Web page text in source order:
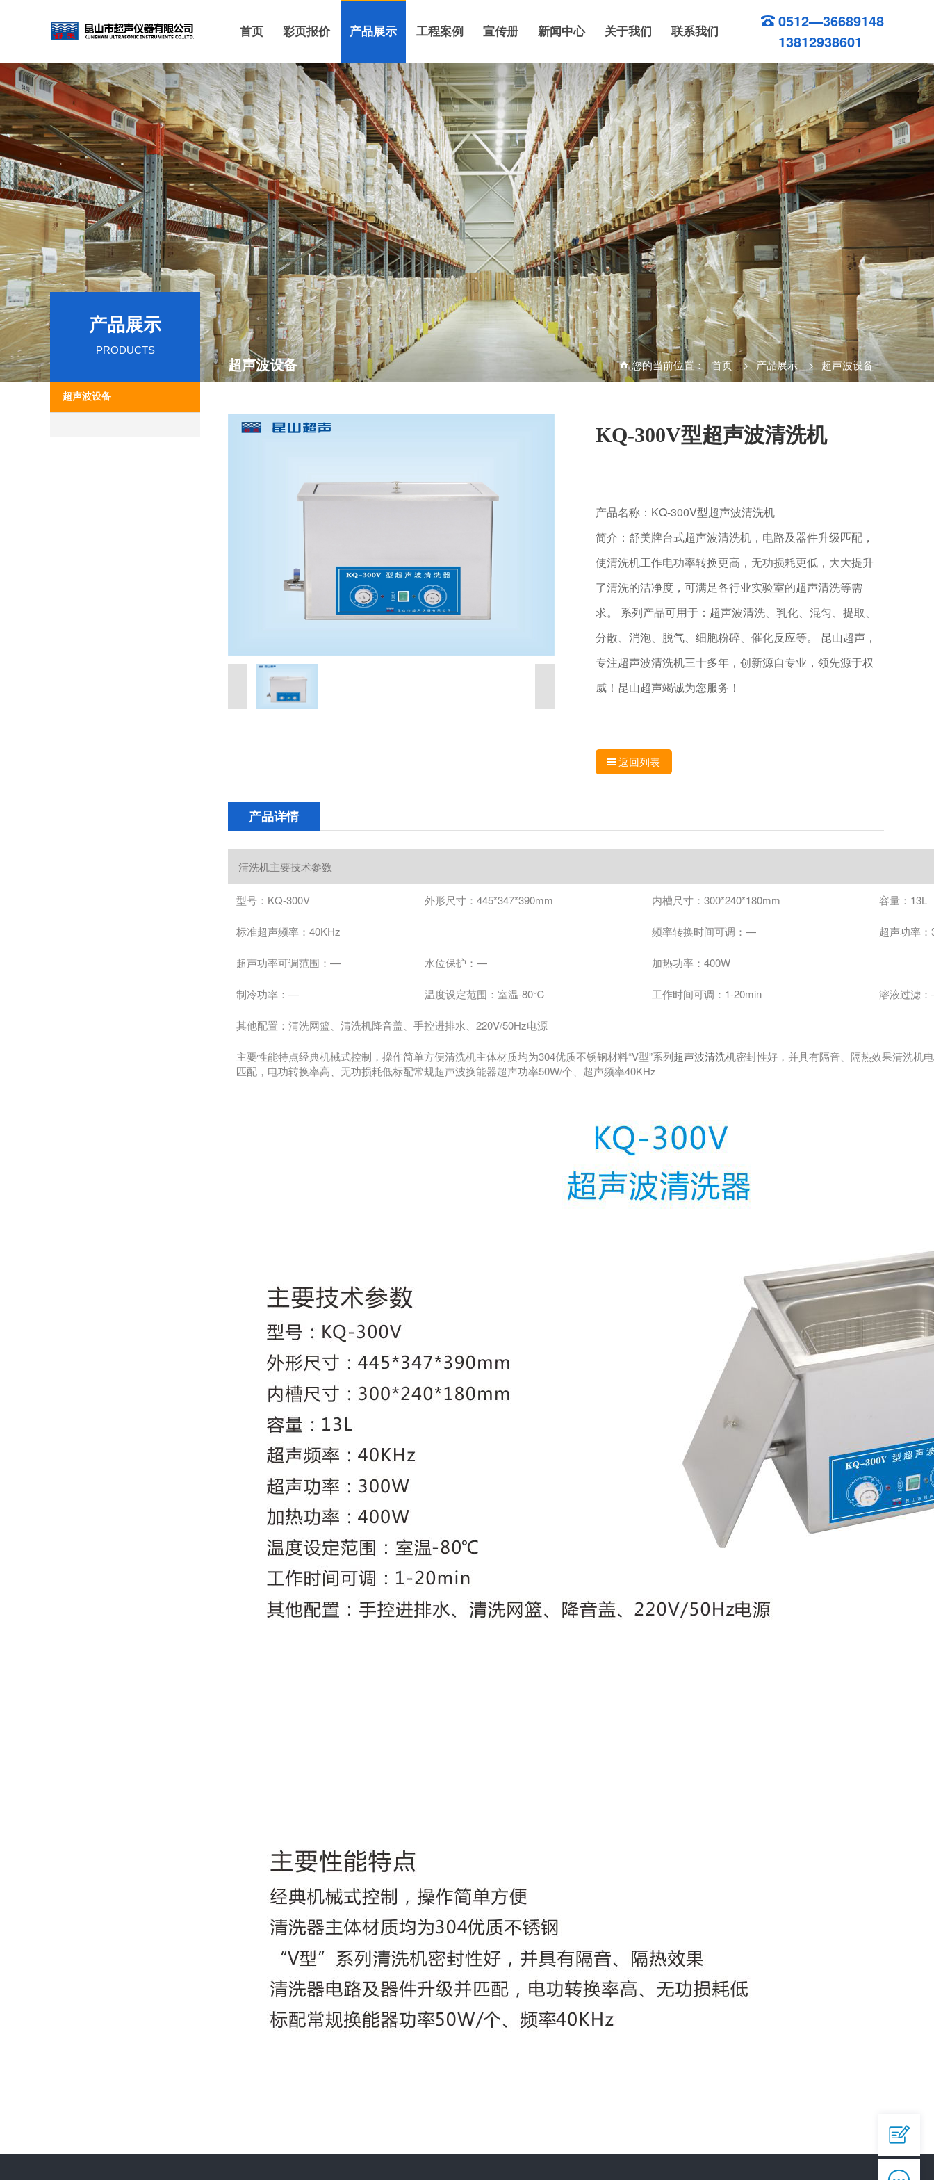
首页 彩页报价 产品展示 工程案例 宣传册 新闻中心 关于我们 联系我们
0512—36689148
13812938601
产品展示
PRODUCTS
超声波设备
超声波设备 您的当前位置： 首页 > 产品展示 > 超声波设备
KQ-300V型超声波清洗机
产品名称：KQ-300V型超声波清洗机
简介：舒美牌台式超声波清洗机，电路及器件升级匹配，
使清洗机工作电功率转换更高，无功损耗更低，大大提升
了清洗的洁净度，可满足各行业实验室的超声清洗等需
求。 系列产品可用于：超声波清洗、乳化、混匀、提取、
分散、消泡、脱气、细胞粉碎、催化反应等。 昆山超声，
专注超声波清洗机三十多年，创新源自专业，领先源于权
威！昆山超声竭诚为您服务！
返回列表
产品详情
清洗机主要技术参数
型号：KQ-300V 外形尺寸：445*347*390mm 内槽尺寸：300*240*180mm 容量：13L
标准超声频率：40KHz 频率转换时间可调：— 超声功率：
超声功率可调范围：— 水位保护：— 加热功率：400W
制冷功率：— 温度设定范围：室温-80℃ 工作时间可调：1-20min 溶液过滤
其他配置：清洗网篮、清洗机降音盖、手控进排水、220V/50Hz电源
主要性能特点经典机械式控制，操作简单方便清洗机主体材质均为304优质不锈钢材料“V型”系列超声波清洗机密封性好，并具有隔音、隔热效果清洗机
匹配，电功转换率高、无功损耗低标配常规超声波换能器超声功率50W/个、超声频率40KHz
